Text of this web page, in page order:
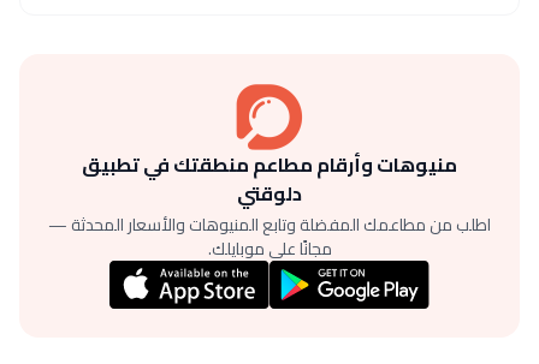
منيوهات وأرقام مطاعم منطقتك في تطبيق
دلوقتي
اطلب من مطاعمك المفضلة وتابع المنيوهات والأسعار المحدثة —
مجانًا على موبايلك.